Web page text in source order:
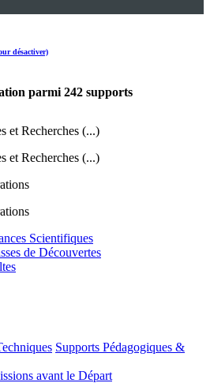
désactiver)
parmi 242 supports
et Recherches (...)
et Recherches (...)
Scientifiques
de Découvertes
Supports Pédagogiques &
avant le Départ